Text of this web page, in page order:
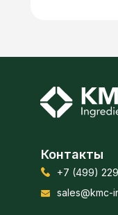
Контакты
+7 (499)
sales@kmc-